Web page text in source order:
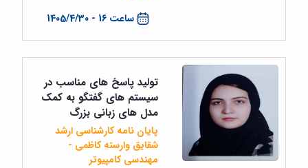
ساعت 16 - 1405/4/30
تولید پاسخ های مناسب در
سیستم های گفتگو به کمک
مدل های زبانی بزرگ
پایان نامه کارشناسی ارشد
شقایق وارسته کاظمی -
مهندسی کامپیوتر